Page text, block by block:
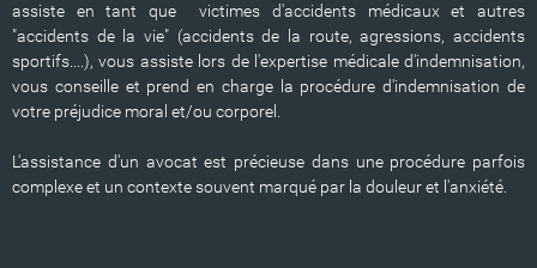
assiste en tant que victimes d'accidents médicaux et autres
"accidents de la vie" (accidents de la route, agressions, accidents
sportifs....), vous assiste lors de l'expertise médicale d'indemnisation,
vous conseille et prend en charge la procédure d'indemnisation de
votre préjudice moral et/ou corporel.
L'assistance d'un avocat est précieuse dans une procédure parfois
complexe et un contexte souvent marqué par la douleur et l'anxiété.